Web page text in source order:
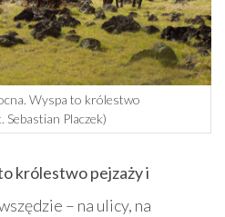
Wyspa to królestwo
Placzek)
królestwo pejzaży i
– na ulicy, na